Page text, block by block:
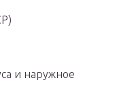
и наружное